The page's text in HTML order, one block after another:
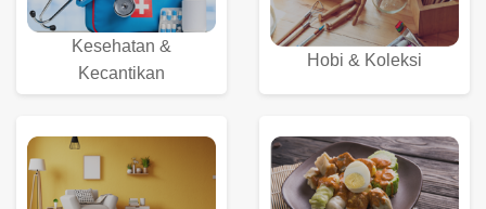
Kesehatan &
Kecantikan
Hobi & Koleksi